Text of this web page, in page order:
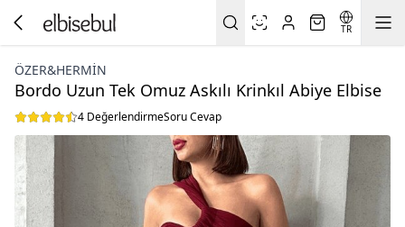
TR
ÖZER&HERMIN
Bordo Uzun Tek Omuz Askılı Krinkıl Abiye Elbise
4 DeğerlendirmeSoru Cevap